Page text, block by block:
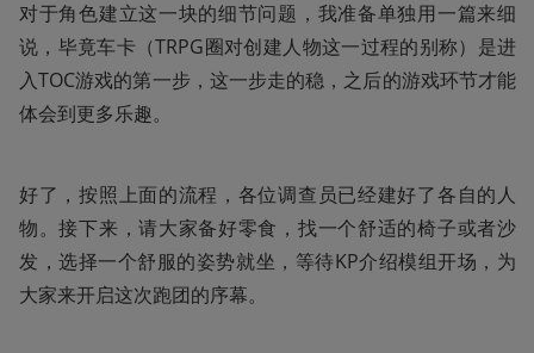
对于角色建立这一块的细节问题，我准备单独用一篇来细
说，毕竟车卡（TRPG圈对创建人物这一过程的别称）是进
入TOC游戏的第一步，这一步走的稳，之后的游戏环节才能
体会到更多乐趣。
好了，按照上面的流程，各位调查员已经建好了各自的人
物。接下来，请大家备好零食，找一个舒适的椅子或者沙
发，选择一个舒服的姿势就坐，等待KP介绍模组开场，为
大家来开启这次跑团的序幕。